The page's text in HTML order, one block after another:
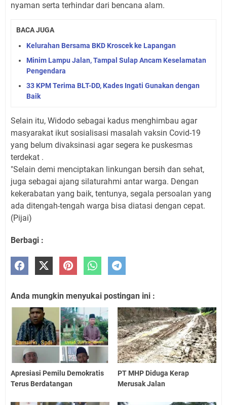
nyaman serta terhindar dari bencana alam.
BACA JUGA
Kelurahan Bersama BKD Kroscek ke Lapangan
Minim Lampu Jalan, Tampal Sulap Ancam Keselamatan
Pengendara
33 KPM Terima BLT-DD, Kades Ingati Gunakan dengan
Baik
Selain itu, Widodo sebagai kadus menghimbau agar
masyarakat ikut sosialisasi masalah vaksin Covid-19
yang belum divaksinasi agar segera ke puskesmas
terdekat .
"Selain demi menciptakan linkungan bersih dan sehat,
juga sebagai ajang silaturahmi antar warga. Dengan
kekerabatan yang baik, tentunya, segala persoalan yang
ada ditengah-tengah warga bisa diatasi dengan cepat.
(Pijai)
Berbagi :
Anda mungkin menyukai postingan ini :
Apresiasi Pemilu Demokratis
Terus Berdatangan
PT MHP Diduga Kerap
Merusak Jalan